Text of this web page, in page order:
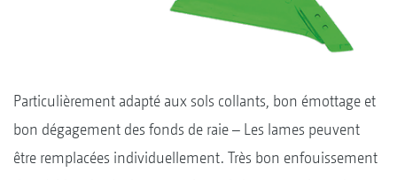
Particulièrement adapté aux sols collants, bon émottage et
bon dégagement des fonds de raie – Les lames peuvent
être remplacées individuellement. Très bon enfouissement